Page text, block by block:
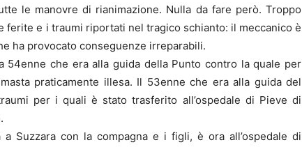
le manovre di rianimazione. Nulla da fare però. Troppo
e i traumi riportati nel tragico schianto: il meccanico è
ha provocato conseguenze irreparabili.
54enne che era alla guida della Punto contro la quale per
praticamente illesa. Il 53enne che era alla guida del
per i quali è stato trasferito all’ospedale di Pieve di
Suzzara con la compagna e i figli, è ora all’ospedale di